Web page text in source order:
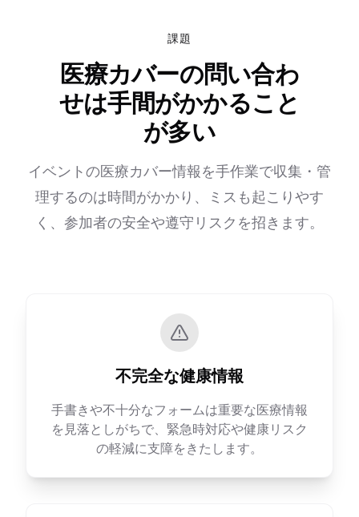
課題
医療カバーの問い合わ
せは手間がかかること
が多い
イベントの医療カバー情報を手作業で収集・管
理するのは時間がかかり、ミスも起こりやす
く、参加者の安全や遵守リスクを招きます。
不完全な健康情報
手書きや不十分なフォームは重要な医療情報
を見落としがちで、緊急時対応や健康リスク
の軽減に支障をきたします。